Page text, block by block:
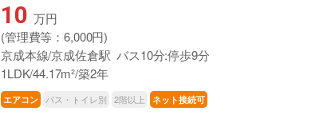
10 万円
(管理費等：6,000円)
京成本線/京成佐倉駅 バス10分:停歩9分
1LDK/44.17m²/築2年
エアコン バス・トイレ別 2階以上 ネット接続可